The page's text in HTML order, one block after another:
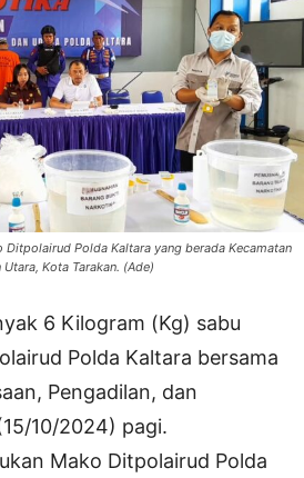
Ditpolairud Polda Kaltara yang berada Kecamatan
Utara, Kota Tarakan. (Ade)
6 Kilogram (Kg) sabu
Polda Kaltara bersama
Pengadilan, dan
10/2024) pagi.
Mako Ditpolairud Polda